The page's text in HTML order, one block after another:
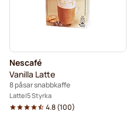
Nescafé
Vanilla Latte
8 påsar snabbkaffe
Latte 5 Styrka
4.8(100)